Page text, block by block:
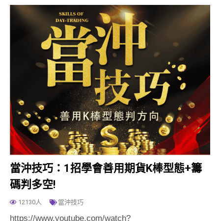
當沖技巧：1招學會善用期貨K棒型態+籌
碼判多空!
12130人 當沖技巧
https://www.youtube.com/watch?